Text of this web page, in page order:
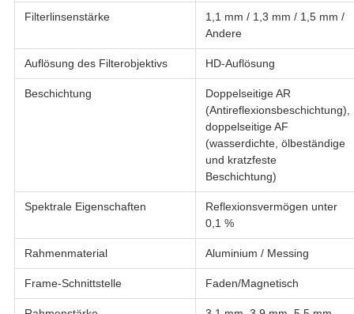
Filterlinsenstärke
1,1 mm / 1,3 mm / 1,5 mm /
Andere
Auflösung des Filterobjektivs HD-Auflösung
Beschichtung
Doppelseitige AR
(Antireflexionsbeschichtung),
doppelseitige AF
(wasserdichte, ölbeständige
und kratzfeste
Beschichtung)
Spektrale Eigenschaften
Reflexionsvermögen unter
0,1 %
Rahmenmaterial Aluminium / Messing
Frame-Schnittstelle Faden/Magnetisch